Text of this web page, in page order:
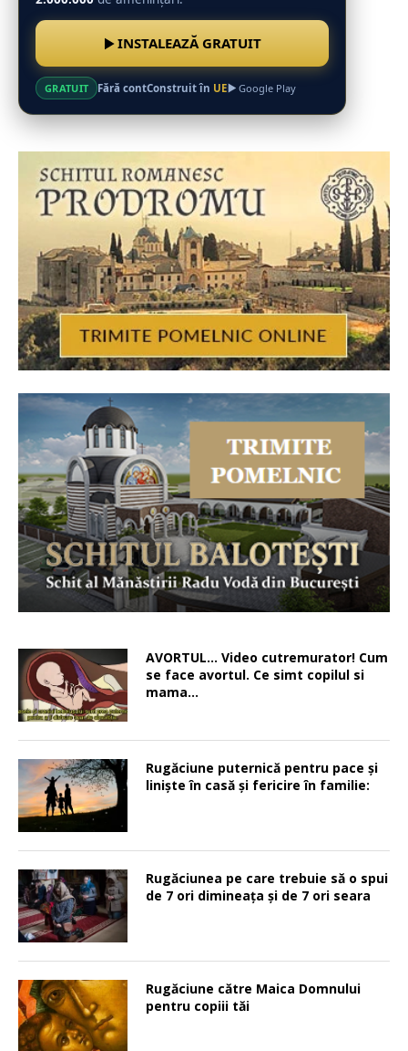
INSTALEAZĂ GRATUIT
GRATUIT Fără contConstruit în UE Google Play
AVORTUL… Video cutremurator! Cum
se face avortul. Ce simt copilul si
mama…
Rugăciune puternică pentru pace şi
linişte în casă şi fericire în familie:
Rugăciunea pe care trebuie să o spui
de 7 ori dimineața și de 7 ori seara
Rugăciune către Maica Domnului
pentru copiii tăi